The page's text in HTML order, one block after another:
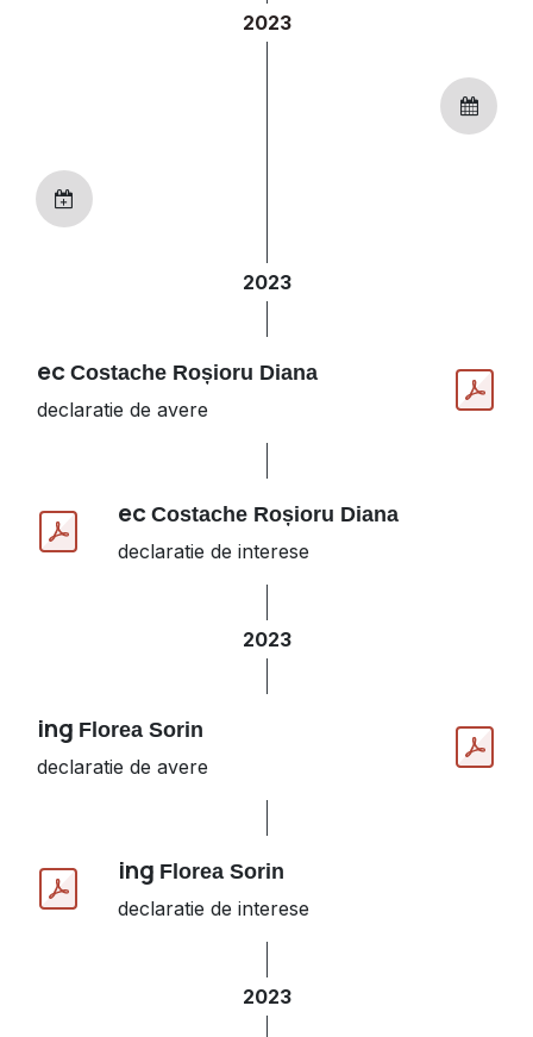
2023
2023
ec Costache Roșioru Diana
declaratie de avere
ec Costache Roșioru Diana
declaratie de interese
2023
ing Florea Sorin
declaratie de avere
ing Florea Sorin
declaratie de interese
2023